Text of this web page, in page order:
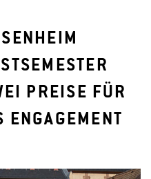
PREISE FÜR
ENGAGEMENT